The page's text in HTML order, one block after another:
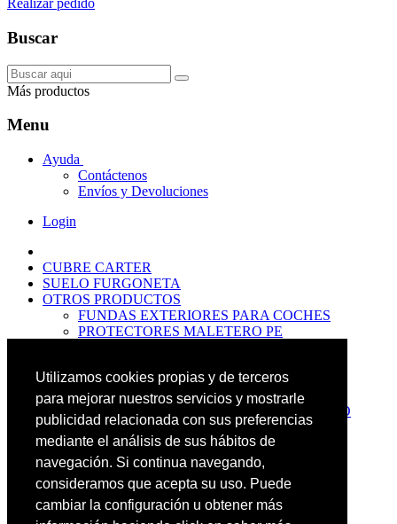
Utilizamos cookies propias y de terceros
para mejorar nuestros servicios y mostrarle
publicidad relacionada con sus preferencias
mediante el análisis de sus hábitos de
navegación. Si continua navegando,
consideramos que acepta su uso. Puede
cambiar la configuración u obtener más
Realizar pedido
Buscar
Más productos
Menu
Ayuda
Contáctenos
Envíos y Devoluciones
Login
CUBRE CARTER
SUELO FURGONETA
OTROS PRODUCTOS
FUNDAS EXTERIORES PARA COCHES
PROTECTORES MALETERO PE
PREMIUM
PROTECTORES MALETERO PE
PROTECTORES DE MALETERO CAUCHO
BASIC
ALFOMBRILLAS GOMA PREMIUM
ALFOMBRILLAS GOMA BASIC
OFERTAS
NOVEDADES